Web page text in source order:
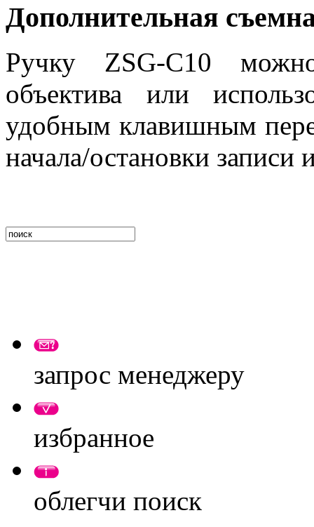
Дополнительная
Ручку ZSG-C10
объектива или
удобным клавишным
начала/остановки записи
запрос менеджеру
избранное
облегчи поиск